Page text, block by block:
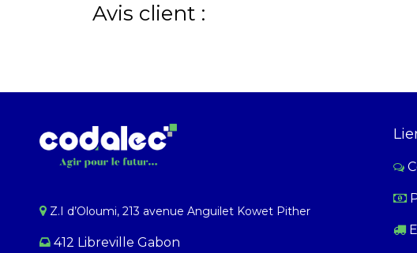
Avis client :
Z.I d’Oloumi, 213 avenue Anguilet Kowet Pither​
412 Libreville Gabon
​